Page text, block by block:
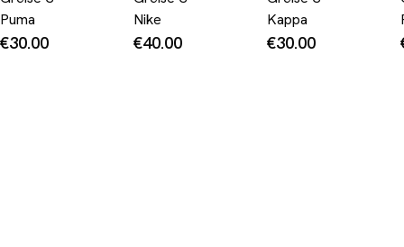
Puma
€30.00
Nike
€40.00
Kappa
€30.00